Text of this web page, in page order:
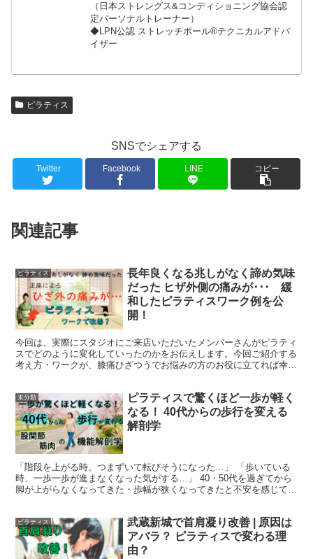
（日本ストレングス&コンディショニング協会認
定パーソナルトレーナー）
◆LPN公認 ストレッチポール®︎テクニカルアドバ
イザー
ピラティス
SNSでシェアする
Twitter Facebook LINE コピー
関連記事
ピラティス
長年良くなる兆しがなく諦め気味
だった ヒザ外側の痛みが･･･ 緩
和したピラティスワーク例を公
開！
今回は、実際にスタジオにご来店いただいたメンバーさんがピラティ
スでどのように変化していったのかをお伝えします。今回ご紹介する
考え方・ワークが、膝痛ひざつうでお悩みの方のお役に立てれば幸い
未分類
ピラティスで驚くほど一歩が軽く
なる！ 40代からの歩行を変える
解剖学
「階段を上がる時、つまずいて転びそうになった…」 「歩いている
時、一歩一歩が進まなくなった気がする…」 40・50代を過ぎてから
脚が上がらなくなってきた・歩幅が狭くなってきたと不安を感じて、
ピラティス
武蔵新城で首肩凝り改善 | 原因は
アバラ？ ピラティスで変わる理
由？